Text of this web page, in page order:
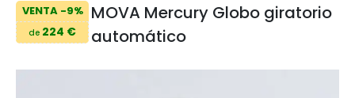
VENTA -9%
de 224 €
MOVA Mercury Globo giratorio
automático